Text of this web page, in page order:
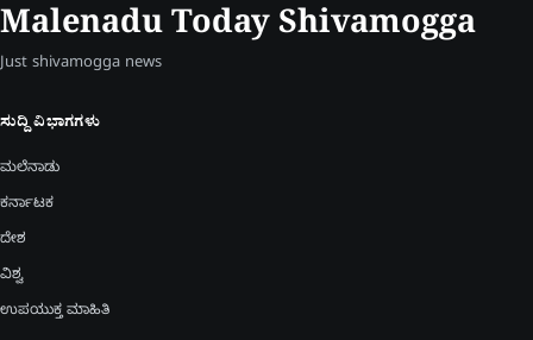
Malenadu Today Shivamogga
Just shivamogga news
ಸುದ್ದಿ ವಿಭಾಗಗಳು
ಮಲೆನಾಡು
ಕರ್ನಾಟಕ
ದೇಶ
ವಿಶ್ವ
ಉಪಯುಕ್ತ ಮಾಹಿತಿ